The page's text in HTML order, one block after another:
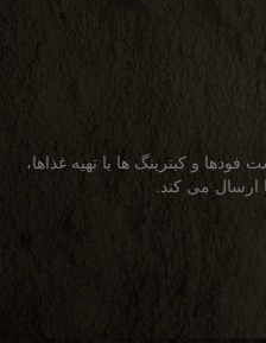
و كیترینگ ها یا تهیه غذاها،
می كند.